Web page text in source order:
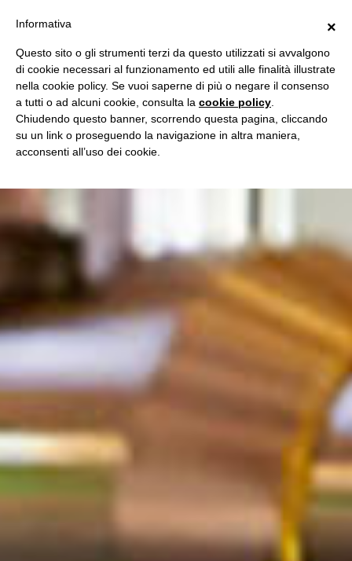
×
Informativa
Questo sito o gli strumenti terzi da questo utilizzati si avvalgono
di cookie necessari al funzionamento ed utili alle finalità illustrate
nella cookie policy. Se vuoi saperne di più o negare il consenso
a tutti o ad alcuni cookie, consulta la cookie policy
Chiudendo questo banner, scorrendo questa pagina, cliccando
su un link o proseguendo la navigazione in altra maniera,
acconsenti all’uso dei cookie.